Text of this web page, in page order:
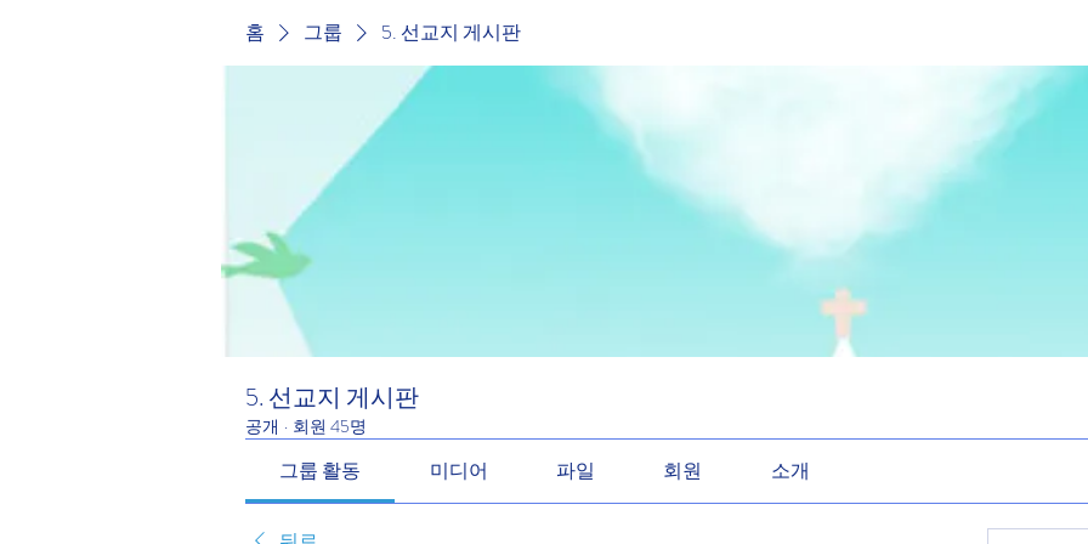
홈 그룹 5. 선교지 게시판
5. 선교지 게시판
공개 · 회원 45명
그룹 활동 미디어 파일 회원 소개